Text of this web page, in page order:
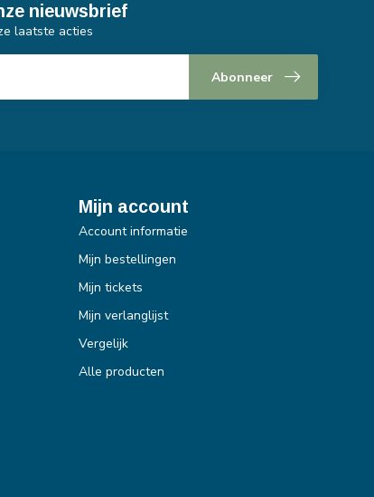
nieuwsbrief
laatste acties
Abonneer
Mijn account
Account informatie
Mijn bestellingen
Mijn tickets
Mijn verlanglijst
Vergelijk
Alle producten